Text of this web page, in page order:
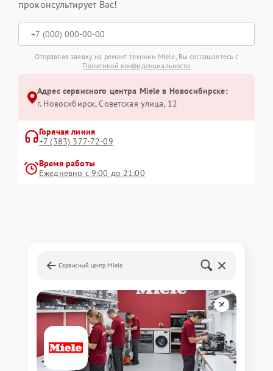
проконсультирует Вас!
Отправляя заявку на ремонт техники Miele, Вы соглашаетесь с
Политикой конфиденциальности
Адрес сервисного центра Miele в Новосибирске:
г. Новосибирск, Советская улица, 12
Горячая линия
+7 (383) 377-72-09
Время работы
Ежедневно с 9:00 до 21:00
Сервисный центр Miele